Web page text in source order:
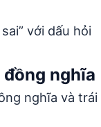
với dấu hỏi
đồng nghĩa
nghĩa và trái